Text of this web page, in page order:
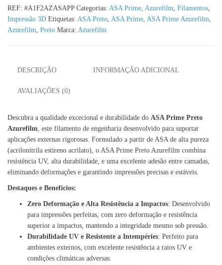
REF: #A1F2AZASAPP Categorias: ASA Prime Azurefilm Filamentos
Impressão 3D Etiquetas: ASA Preto ASA Prime ASA Prime Azurefilm
Azurefilm Preto Marca: Azurefilm
DESCRIÇÃO INFORMAÇÃO ADICIONAL
AVALIAÇÕES (0)
Descubra a qualidade excecional e durabilidade do ASA Prime Preto
Azurefilm, este filamento de engenharia desenvolvido para suportar
aplicações externas rigorosas. Formulado a partir de ASA de alta pureza
(acrilonitrila estireno acrilato), o ASA Prime Preto Azurefilm combina
resistência UV, alta durabilidade, e uma excelente adesão entre camadas,
eliminando deformações e garantindo impressões precisas e estáveis.
Destaques e Benefícios:
Zero Deformação e Alta Resistência a Impactos: Desenvolvido
para impressões perfeitas, com zero deformação e resistência
superior a impactos, mantendo a integridade mesmo sob pressão.
Durabilidade UV e Resistente a Intempéries: Perfeito para
ambientes externos, com excelente resistência a raios UV e
condições climáticas adversas.